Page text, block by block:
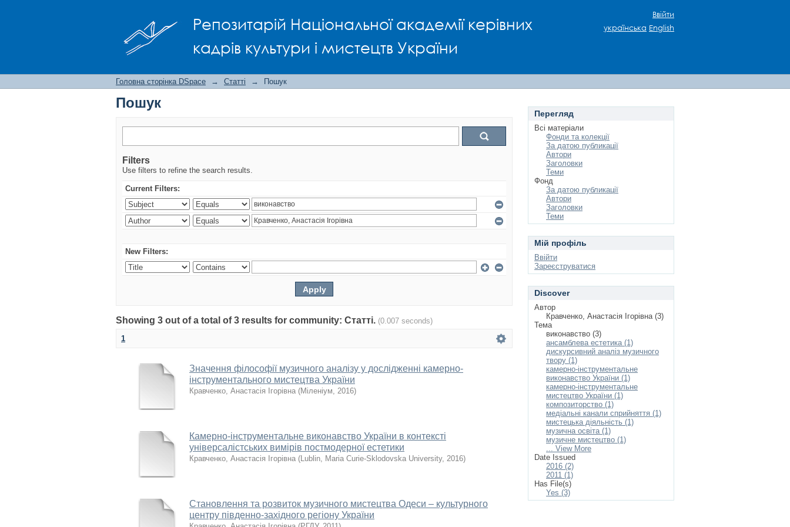
Репозитарій Національної академії керівних
кадрів культури і мистецтв України
Ввійти
українська English
Головна сторінка DSpace → Статті → Пошук
Пошук
Filters
Use filters to refine the search results.
Current Filters:
New Filters:
Showing 3 out of a total of 3 results for community: Статті. (0.007 seconds)
1
Значення філософії музичного аналізу у дослідженні камерно-
інструментального мистецтва України
Кравченко, Анастасія Ігорівна (Міленіум, 2016)
Камерно-інструментальне виконавство України в контексті
універсалістських вимірів постмодерної естетики
Кравченко, Анастасія Ігорівна (Lublin, Maria Curie-Sklodovska University, 2016)
Становлення та розвиток музичного мистецтва Одеси – культурного
центру південно-західного регіону України
Перегляд
Всі матеріали
Фонди та колекції
За датою публикації
Автори
Заголовки
Теми
Фонд
За датою публикації
Автори
Заголовки
Теми
Мій профіль
Ввійти
Зареєструватися
Discover
Автор
Кравченко, Анастасія Ігорівна (3)
Тема
виконавство (3)
ансамблева естетика (1)
дискурсивний аналіз музичного
твору (1)
камерно-інструментальне
виконавство України (1)
камерно-інструментальне
мистецтво України (1)
композиторство (1)
медіальні канали сприйняття (1)
мистецька діяльність (1)
музична освіта (1)
музичне мистецтво (1)
... View More
Date Issued
2016 (2)
2011 (1)
Has File(s)
Yes (3)